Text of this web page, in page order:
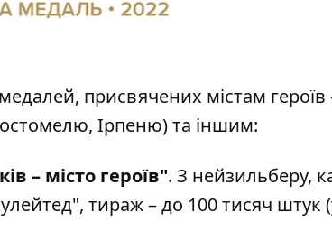
присвячених містам героїв
Ірпеню) та іншим:
– місто героїв". З нейзильберу,
тираж – до 100 тисяч штук